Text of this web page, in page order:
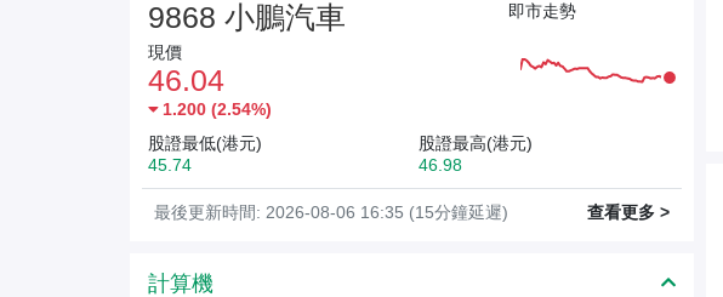
9868 小鵬汽車
現價
46.04
1.200 (2.54%)
即市走勢
股證最低(港元)
45.74
股證最高(港元)
46.98
最後更新時間: 2026-08-06 16:35 (15分鐘延遲) 查看更多 >
計算機